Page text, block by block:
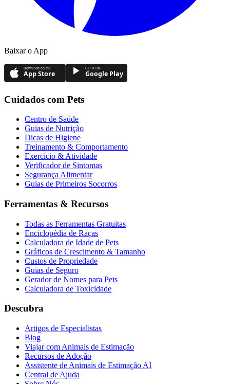
Baixar o App
Download on the
App Store
GET IT ON
Google Play
Cuidados com Pets
Centro de Saúde
Guias de Nutrição
Dicas de Higiene
Treinamento & Comportamento
Exercício & Atividade
Verificador de Sintomas
Segurança Alimentar
Guias de Primeiros Socorros
Ferramentas & Recursos
Todas as Ferramentas Gratuitas
Enciclopédia de Raças
Calculadora de Idade de Pets
Gráficos de Crescimento & Tamanho
Custos de Propriedade
Guias de Seguro
Gerador de Nomes para Pets
Calculadora de Toxicidade
Descubra
Artigos de Especialistas
Blog
Viajar com Animais de Estimação
Recursos de Adoção
Assistente de Animais de Estimação AI
Central de Ajuda